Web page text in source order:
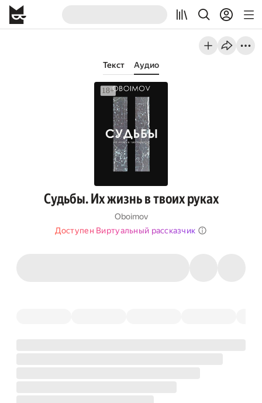
Текст Аудио
Судьбы. Их жизнь в твоих руках
Oboimov
Доступен Виртуальный рассказчик